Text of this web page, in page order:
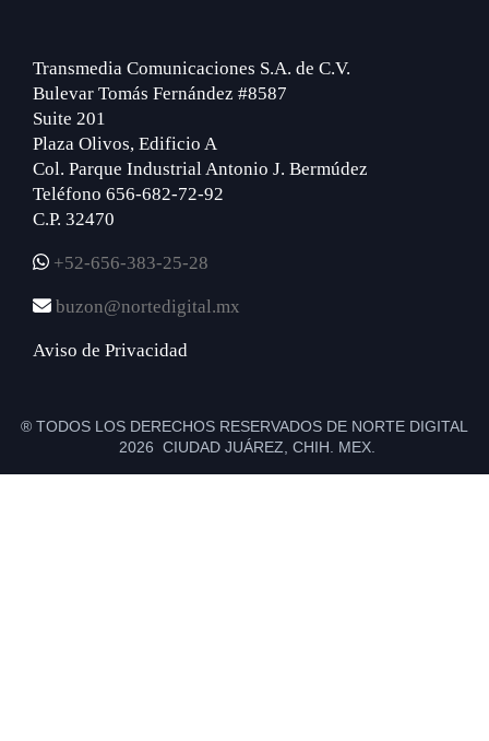
Transmedia Comunicaciones S.A. de C.V.
Bulevar Tomás Fernández #8587
Suite 201
Plaza Olivos, Edificio A
Col. Parque Industrial Antonio J. Bermúdez
Teléfono 656-682-72-92
C.P. 32470
+52-656-383-25-28
buzon@nortedigital.mx
Aviso de Privacidad
® TODOS LOS DERECHOS RESERVADOS DE NORTE DIGITAL
2026 CIUDAD JUÁREZ, CHIH. MEX.